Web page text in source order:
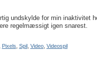
undskylde for min inaktivitet
regelmæssigt igen snarest.
Pixels, Spil , Video, Videospil